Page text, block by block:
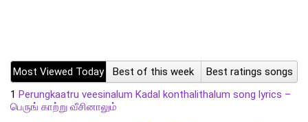
Most Viewed Today Best of this week
Best ratings songs
1 Perungkaatru veesinalum Kadal konthalithalum song lyrics –
பெருங் காற்று வீசினாலும்